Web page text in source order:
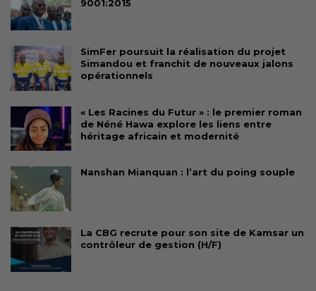
9001:2015
SimFer poursuit la réalisation du projet
Simandou et franchit de nouveaux jalons
opérationnels
« Les Racines du Futur » : le premier roman
de Néné Hawa explore les liens entre
héritage africain et modernité
Nanshan Mianquan : l’art du poing souple
La CBG recrute pour son site de Kamsar un
contrôleur de gestion (H/F)